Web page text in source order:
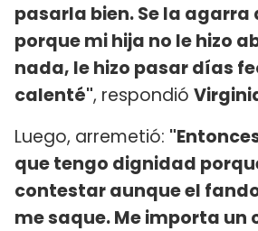
pasarla bien. Se la agarra
porque mi hija no le hizo
nada, le hizo pasar días
calenté", respondió
Luego, arremetió:
que tengo dignidad
contestar aunque el
me saque. Me importa un